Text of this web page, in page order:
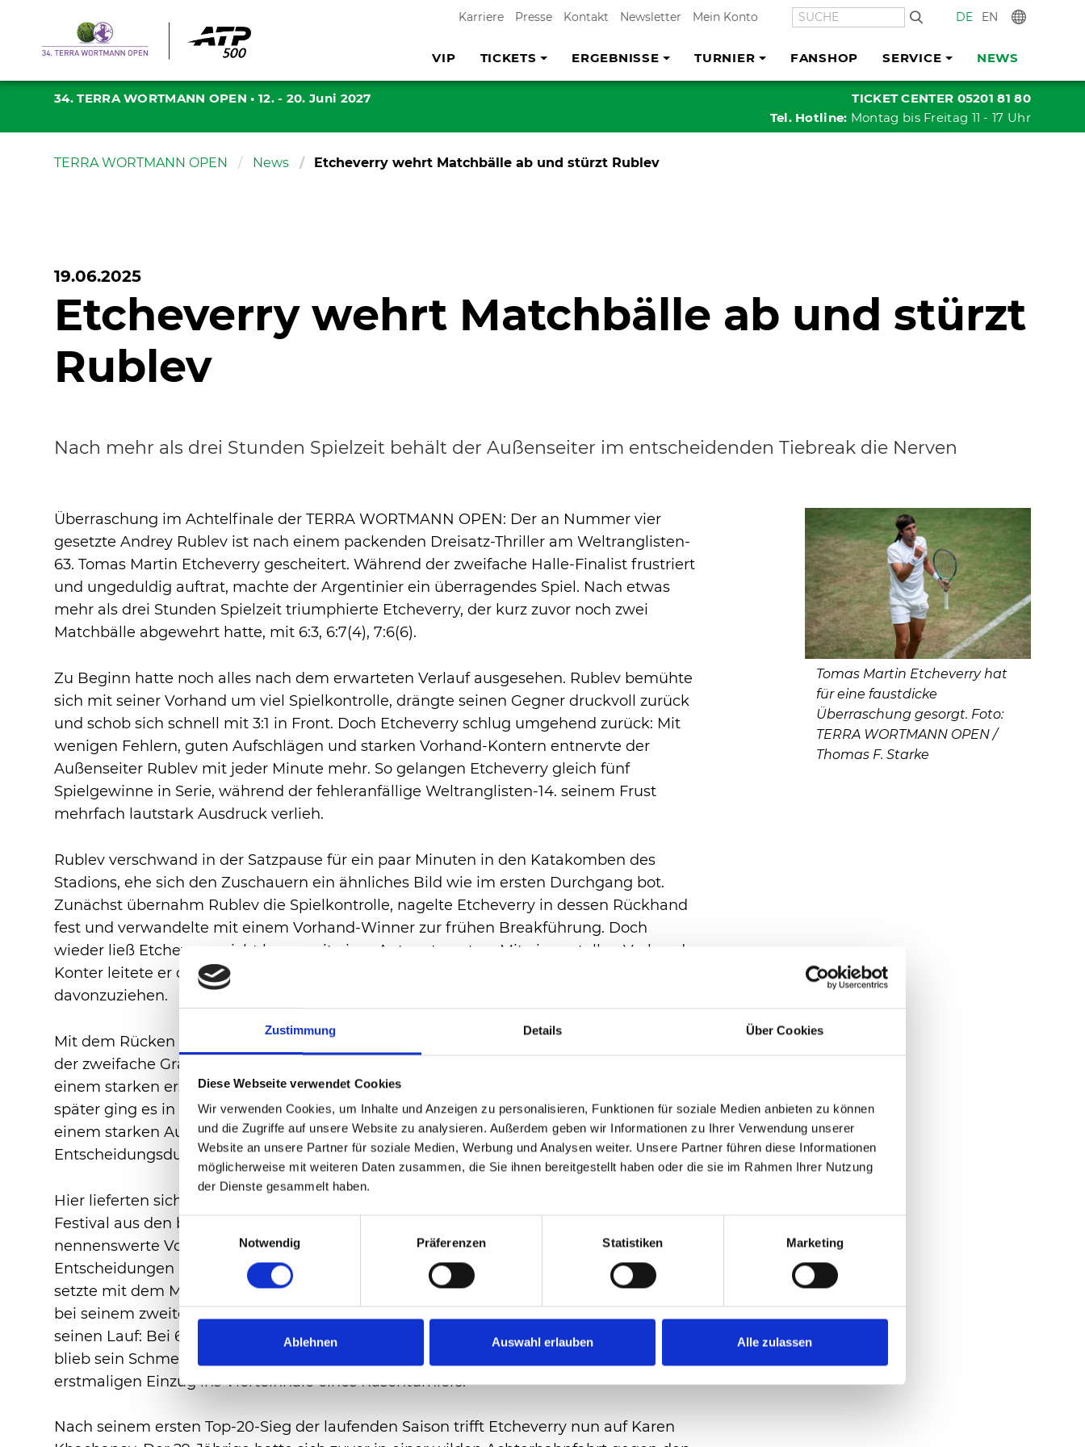
Zustimmung Details Über Cookies
Diese Webseite verwendet Cookies
Wir verwenden Cookies, um Inhalte und Anzeigen zu personalisieren, Funktionen für soziale Medien anbieten zu können
und die Zugriffe auf unsere Website zu analysieren. Außerdem geben wir Informationen zu Ihrer Verwendung unserer
Website an unsere Partner für soziale Medien, Werbung und Analysen weiter. Unsere Partner führen diese Informationen
möglicherweise mit weiteren Daten zusammen, die Sie ihnen bereitgestellt haben oder die sie im Rahmen Ihrer Nutzung
der Dienste gesammelt haben.
Einwilligungsauswahl
Notwendig
Präferenzen Statistiken Marketing
Ablehnen Auswahl erlauben Alle zulassen
Karriere Presse Kontakt Newsletter Mein Konto SUCHE DE EN
VIP TICKETS ERGEBNISSE TURNIER FANSHOP SERVICE NEWS
34. TERRA WORTMANN OPEN• 12. - 20. Juni 2027
TICKET CENTER 05201 81 80
Tel. Hotline: Montag bis Freitag 11 - 17 Uhr
TERRA WORTMANN OPEN News Etcheverry wehrt Matchbälle ab und stürzt Rublev
19.06.2025
Etcheverry wehrt Matchbälle ab und stürzt
Rublev
Nach mehr als drei Stunden Spielzeit behält der Außenseiter im entscheidenden Tiebreak die Nerven
Überraschung im Achtelfinale der TERRA WORTMANN OPEN: Der an Nummer vier
gesetzte Andrey Rublev ist nach einem packenden Dreisatz-Thriller am Weltranglisten-
63. Tomas Martin Etcheverry gescheitert. Während der zweifache Halle-Finalist frustriert
und ungeduldig auftrat, machte der Argentinier ein überragendes Spiel. Nach etwas
mehr als drei Stunden Spielzeit triumphierte Etcheverry, der kurz zuvor noch zwei
Matchbälle abgewehrt hatte, mit 6:3, 6:7(4), 7:6(6).
Zu Beginn hatte noch alles nach dem erwarteten Verlauf ausgesehen. Rublev bemühte
sich mit seiner Vorhand um viel Spielkontrolle, drängte seinen Gegner druckvoll zurück
und schob sich schnell mit 3:1 in Front. Doch Etcheverry schlug umgehend zurück: Mit
wenigen Fehlern, guten Aufschlägen und starken Vorhand-Kontern entnervte der
Außenseiter Rublev mit jeder Minute mehr. So gelangen Etcheverry gleich fünf
Spielgewinne in Serie, während der fehleranfällige Weltranglisten-14. seinem Frust
mehrfach lautstark Ausdruck verlieh.
Rublev verschwand in der Satzpause für ein paar Minuten in den Katakomben des
Stadions, ehe sich den Zuschauern ein ähnliches Bild wie im ersten Durchgang bot.
Zunächst übernahm Rublev die Spielkontrolle, nagelte Etcheverry in dessen Rückhand
fest und verwandelte mit einem Vorhand-Winner zur frühen Breakführung. Doch
wieder ließ Etcheverry nicht lange mit einer Antwort warten. Mit einem tollen Vorhand-
Konter leitete er das umgehende Rebreak ein, um nur wenig später erneut auf 4:2
davonzuziehen.
Mit dem Rücken zur Wand bäumte Rublev sich aber noch einmal auf. Bei 5:3 breakte
der zweifache Grand-Slam-Halbfinalist zu null zurück, wehrte ein Spiel später mit
einem starken ersten Aufschlag einen Matchball ab und glich zum 5:5 aus. Wenig
später ging es in den Tiebreak. Rublev zog zügig auf 5:1 davon und vollendete mit
einem starken Aufschlag tatsächlich zum Satzausgleich. Es brauchte den
Entscheidungsdurchgang.
Hier lieferten sich die beiden Akteure ein enges Kopf-an-Kopf-Rennen. Das Break-
Festival aus den beiden ersten Sätzen blieb aus, sodass sich keiner der beiden Spieler
nennenswerte Vorteile herausspielen konnte. Abermals musste die knappste aller
Entscheidungen her: der Tiebreak. Hier spitzte sich das Drama so richtig zu. Rublev
setzte mit dem Mini-Break zum 6:4 den vermeintlich entscheidenden Stich, servierte
bei seinem zweiten Matchball dann aber einen Doppelfehler. Das Unglück nahm
seinen Lauf: Bei 6:6 setzte Rublev eine einfache Vorhand ins Netz. Einen Punkt später
blieb sein Schmetterball an der Netzkante hängen und Etcheverry bejubelte seinen
erstmaligen Einzug ins Viertelfinale eines Rasenturniers.
Nach seinem ersten Top-20-Sieg der laufenden Saison trifft Etcheverry nun auf Karen
Tomas Martin Etcheverry hat
für eine faustdicke
Überraschung gesorgt. Foto:
TERRA WORTMANN OPEN /
Thomas F. Starke